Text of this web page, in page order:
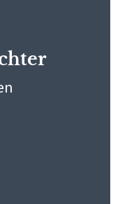
Gutachter in
auch:
Telefon
Termin!
Ich